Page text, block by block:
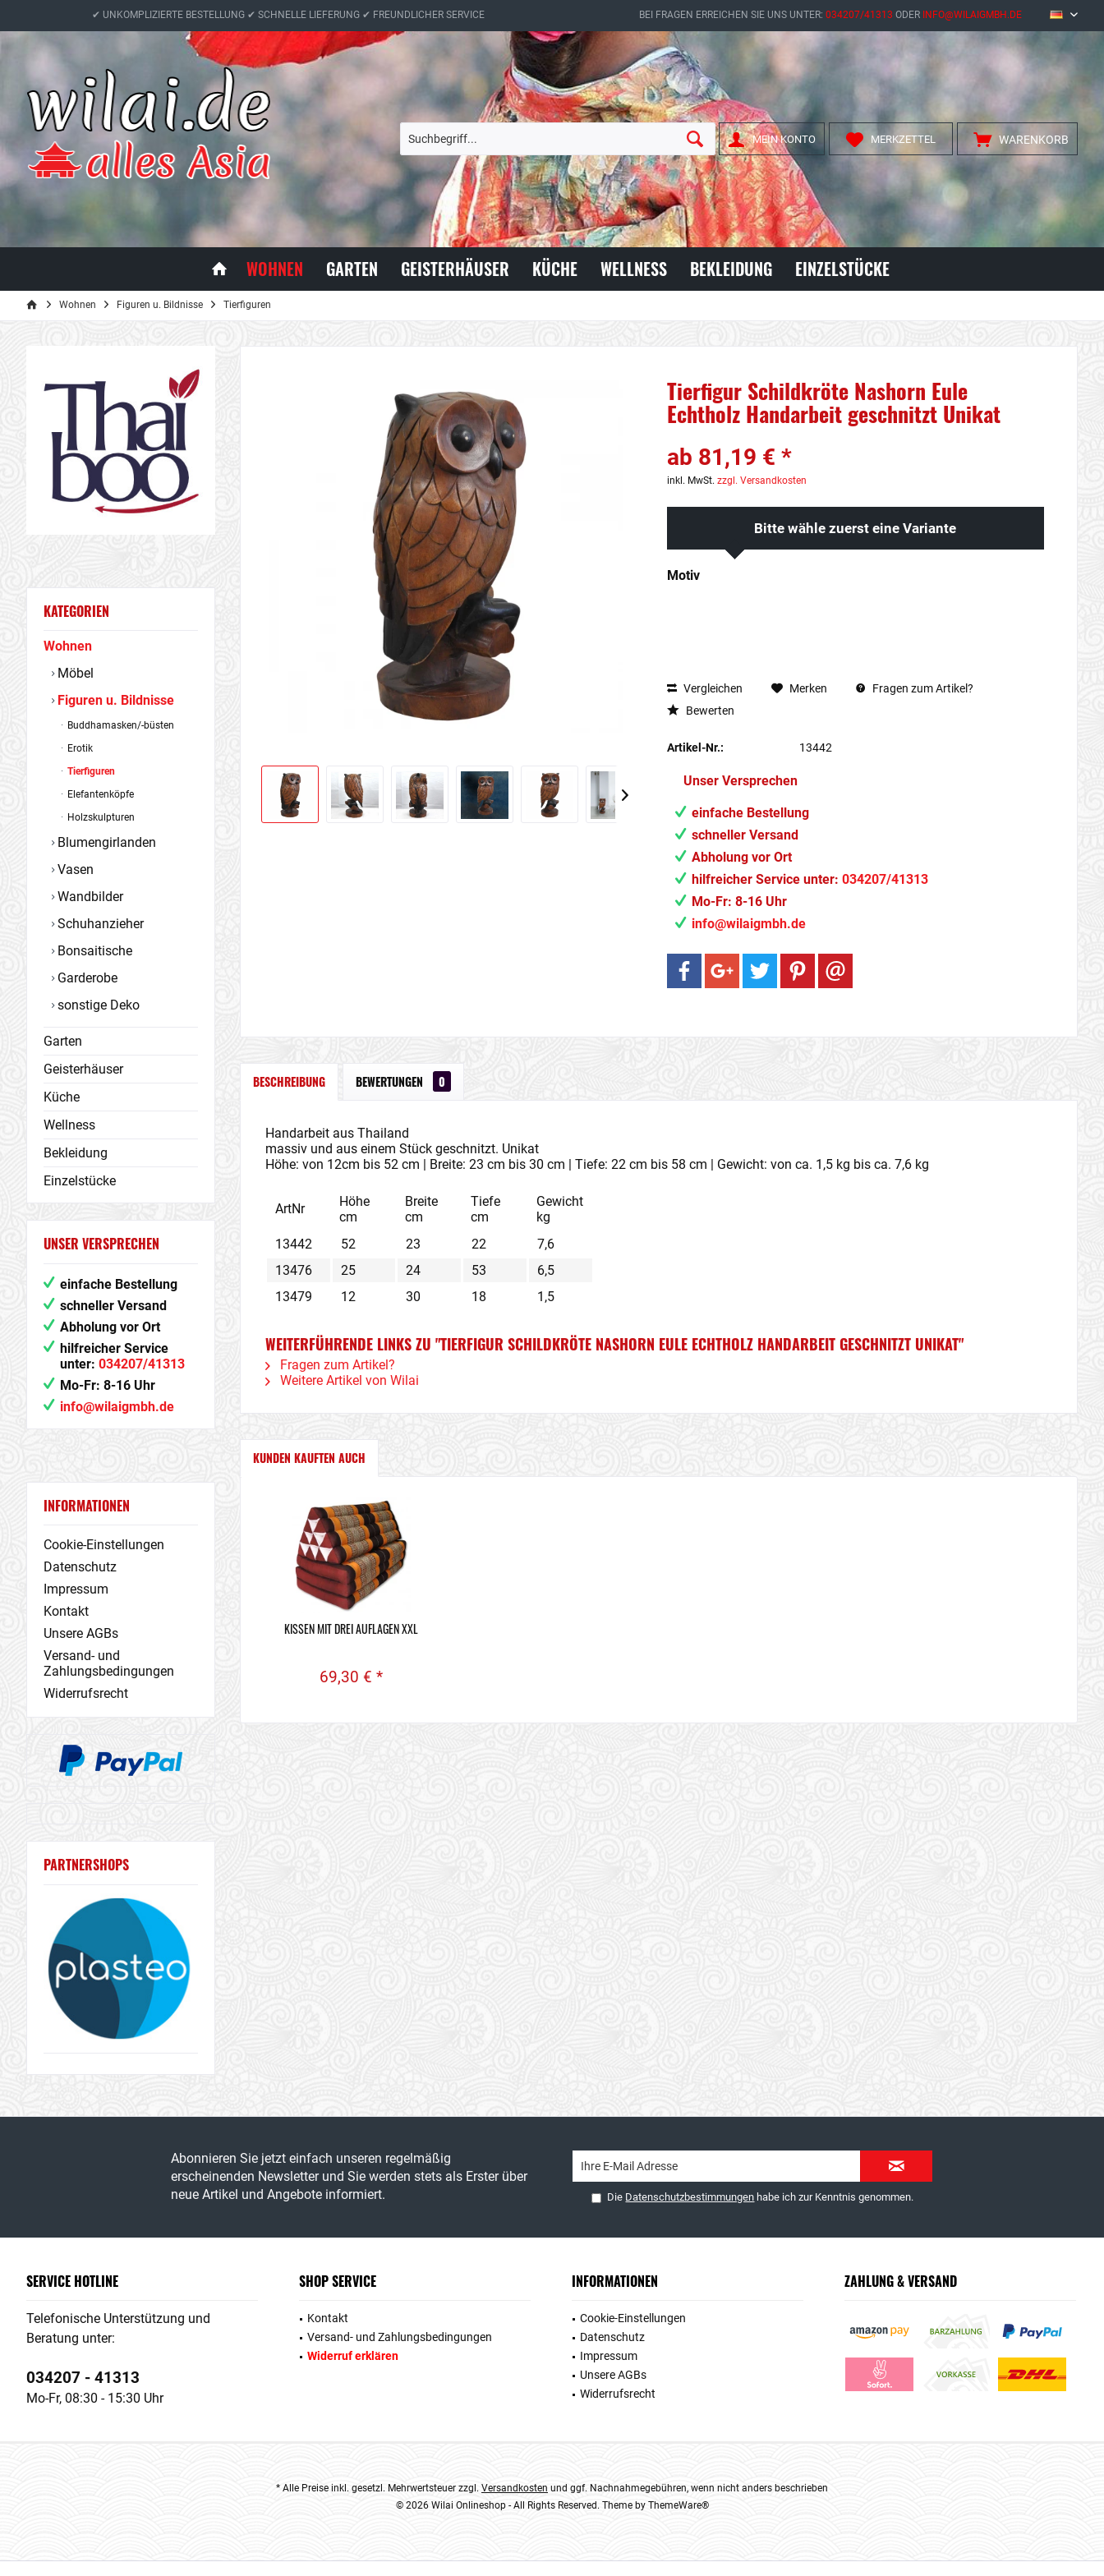
✔ UNKOMPLIZIERTE BESTELLUNG ✔ SCHNELLE LIEFERUNG ✔ FREUNDLICHER SERVICE BEI FRAGEN ERREICHEN SIE UNS UNTER: 034207/41313 ODER INFO@WILAIGMBH.DE DE
WARENKORB
MERKZETTEL
MEIN KONTO
WOHNEN GARTEN GEISTERHÄUSER KÜCHE WELLNESS BEKLEIDUNG EINZELSTÜCKE
Wohnen Figuren u. Bildnisse Tierfiguren
KATEGORIEN
Wohnen
Möbel
Figuren u. Bildnisse
Buddhamasken/-büsten
Erotik
Tierfiguren
Elefantenköpfe
Holzskulpturen
Blumengirlanden
Vasen
Wandbilder
Schuhanzieher
Bonsaitische
Garderobe
sonstige Deko
Garten
Geisterhäuser
Küche
Wellness
Bekleidung
Einzelstücke
UNSER VERSPRECHEN
einfache Bestellung
schneller Versand
Abholung vor Ort
hilfreicher Service
unter: 034207/41313
Mo-Fr: 8-16 Uhr
info@wilaigmbh.de
INFORMATIONEN
Cookie-Einstellungen
Datenschutz
Impressum
Kontakt
Unsere AGBs
Versand- und
Zahlungsbedingungen
Widerrufsrecht
PARTNERSHOPS
Tierfigur Schildkröte Nashorn Eule
Echtholz Handarbeit geschnitzt Unikat
ab 81,19 € *
inkl. MwSt. zzgl. Versandkosten
Bitte wähle zuerst eine Variante
Motiv
Vergleichen Merken
Fragen zum Artikel?
Bewerten
Artikel-Nr.: 13442
Unser Versprechen
einfache Bestellung
schneller Versand
Abholung vor Ort
hilfreicher Service unter: 034207/41313
Mo-Fr: 8-16 Uhr
info@wilaigmbh.de
BESCHREIBUNG BEWERTUNGEN 0
Handarbeit aus Thailand
massiv und aus einem Stück geschnitzt. Unikat
Höhe: von 12cm bis 52 cm | Breite: 23 cm bis 30 cm | Tiefe: 22 cm bis 58 cm | Gewicht: von ca. 1,5 kg bis ca. 7,6 kg
ArtNr
Höhe
cm
Breite
cm
Tiefe
cm
Gewicht
kg
13442
52 23 22
7,6
13476
25 24 53
6,5
13479
12 30 18 1,5
WEITERFÜHRENDE LINKS ZU "TIERFIGUR SCHILDKRÖTE NASHORN EULE ECHTHOLZ HANDARBEIT GESCHNITZT UNIKAT"
Fragen zum Artikel?
Weitere Artikel von Wilai
KUNDEN KAUFTEN AUCH
KISSEN MIT DREI AUFLAGEN XXL
69,30 € *
Abonnieren Sie jetzt einfach unseren regelmäßig
erscheinenden Newsletter und Sie werden stets als Erster über
neue Artikel und Angebote informiert.
Die Datenschutzbestimmungen habe ich zur Kenntnis genommen.
SERVICE HOTLINE
Telefonische Unterstützung und
Beratung unter:
034207 - 41313
Mo-Fr, 08:30 - 15:30 Uhr
SHOP SERVICE
Kontakt
Versand- und Zahlungsbedingungen
Widerruf erklären
INFORMATIONEN
Cookie-Einstellungen
Datenschutz
Impressum
Unsere AGBs
Widerrufsrecht
ZAHLUNG & VERSAND
* Alle Preise inkl. gesetzl. Mehrwertsteuer zzgl. Versandkosten und ggf. Nachnahmegebühren, wenn nicht anders beschrieben
© 2026 Wilai Onlineshop - All Rights Reserved. Theme by ThemeWare®